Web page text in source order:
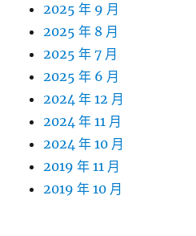
2025 年 9 月
2025 年 8 月
2025 年 7 月
2025 年 6 月
2024 年 12 月
2024 年 11 月
2024 年 10 月
2019 年 11 月
2019 年 10 月